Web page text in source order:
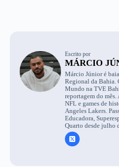
Escrito por
MÁRCIO
Márcio Júnior é
Regional da Bahia.
Mundo na TVE
reportagem do
NFL e games de
Angeles Lakers.
Educadora,
Quarto desde julho